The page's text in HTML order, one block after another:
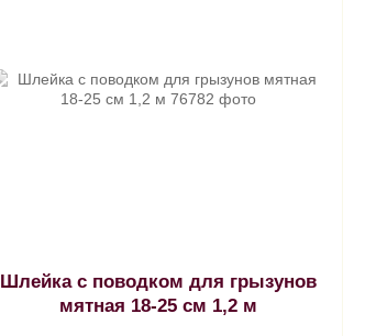
Шлейка с поводком для грызунов
мятная 18-25 см 1,2 м